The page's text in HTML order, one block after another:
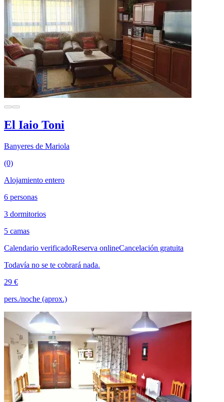
El Iaio Toni
Banyeres de Mariola
(0)
Alojamiento entero
6 personas
3 dormitorios
5 camas
Calendario verificadoReserva onlineCancelación gratuita
Todavía no se te cobrará nada.
29 €
pers./noche (aprox.)